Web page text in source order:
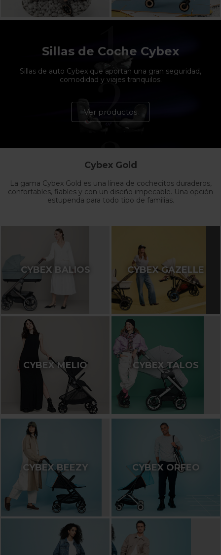
Sillas de Coche Cybex
Sillas de auto Cybex que aportan una gran seguridad,
comodidad y viajes tranquilos.
Ver productos
Cybex Gold
La gama Cybex Gold es una línea de cochecitos duraderos,
confortables, fiables y con un diseño impecable. Una opción
estupenda para todo tipo de familias.
CYBEX BALIOS CYBEX GAZELLE
CYBEX MELIO CYBEX TALOS
CYBEX BEEZY CYBEX ORFEO